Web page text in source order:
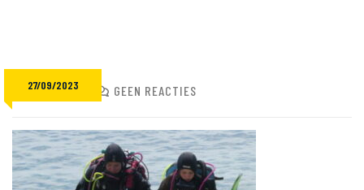
27/09/2023
ADMIN GEEN REACTIES